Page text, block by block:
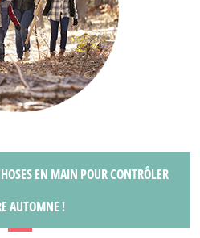
EN MAIN POUR CONTRÔLER
AUTOMNE !